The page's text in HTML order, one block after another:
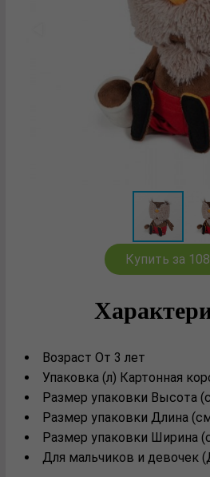
Купить за
Возраст От 3 лет
Упаковка (л) Картонная
Размер упаковки Высота
Размер упаковки Длина
Размер упаковки Ширина
Для мальчиков и девочек